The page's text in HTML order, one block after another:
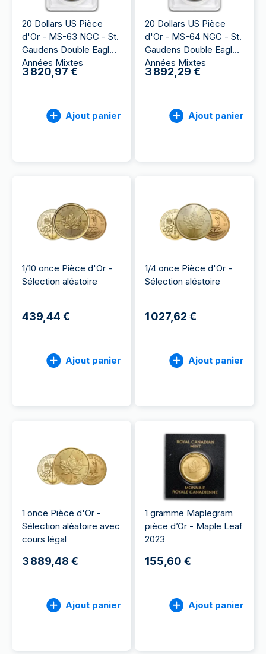
20 Dollars US Pièce
d'Or - MS-63 NGC - St.
Gaudens Double Eagle
Années Mixtes
3 820,97 €
Ajout panier
20 Dollars US Pièce
d'Or - MS-64 NGC - St.
Gaudens Double Eagle
Années Mixtes
3 892,29 €
Ajout panier
1/10 once Pièce d'Or -
Sélection aléatoire
439,44 €
Ajout panier
1/4 once Pièce d'Or -
Sélection aléatoire
1 027,62 €
Ajout panier
1 once Pièce d'Or -
Sélection aléatoire avec
cours légal
3 889,48 €
Ajout panier
1 gramme Maplegram
pièce d’Or - Maple Leaf
2023
155,60 €
Ajout panier